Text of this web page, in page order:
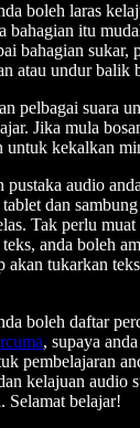
boleh laras
bahagian itu
bahagian sukar,
atau undur balik
pelbagai suara
Jika mula
untuk kekalkan
pustaka audio
dan
Tak perlu
anda boleh
akan tukarkan
boleh daftar
, supaya
pembelajaran
kelajuan audio
Selamat belajar!